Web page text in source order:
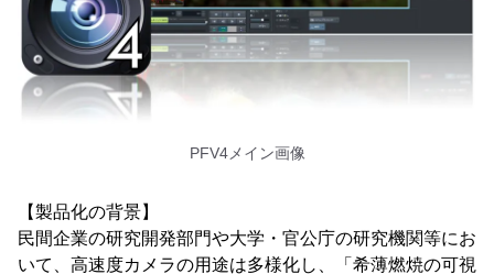
PFV4メイン画像
【製品化の背景】
民間企業の研究開発部門や大学・官公庁の研究機関等にお
いて、高速度カメラの用途は多様化し、「希薄燃焼の可視